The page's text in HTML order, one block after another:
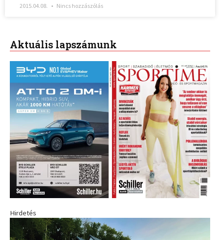
2015.04.08. Nincs hozzászólás
Aktuális lapszámunk
Hirdetés